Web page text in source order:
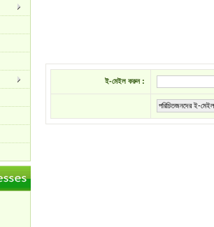
ই-মেইল করুন :
পরিচিতজনদের ই-মেইল